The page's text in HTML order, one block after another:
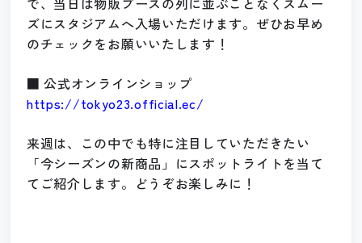
ズにスタジアムへ入場いただけます。ぜひお早め
のチェックをお願いいたします！
■ 公式オンラインショップ
https://tokyo23.official.ec/
来週は、この中でも特に注目していただきたい
「今シーズンの新商品」にスポットライトを当て
てご紹介します。どうぞお楽しみに！